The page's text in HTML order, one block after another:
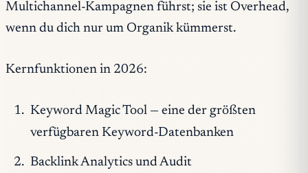
Multichannel-Kampagnen führst; sie ist Overhead,
wenn du dich nur um Organik kümmerst.
Kernfunktionen in 2026:
Keyword Magic Tool — eine der größten
verfügbaren Keyword-Datenbanken
Backlink Analytics und Audit